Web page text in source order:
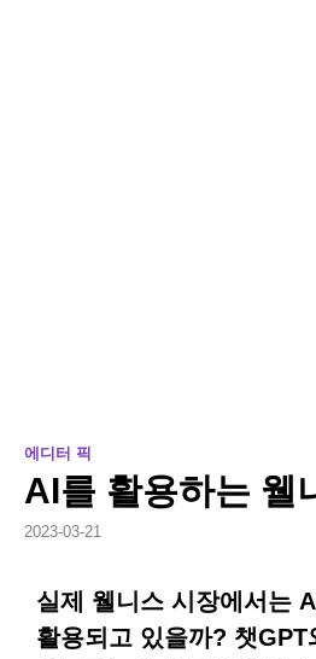
에디터 픽
AI를 활용하는 웰
2023-03-21
실제 웰니스 시장에서는
활용되고 있을까? 챗GPT